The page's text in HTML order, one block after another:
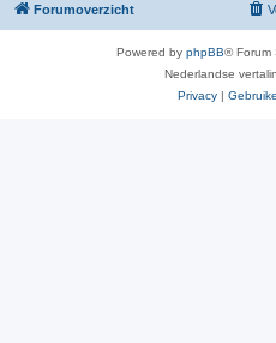
Forumoverzicht
Powered by phpBB® Forum
Nederlandse
Privacy |